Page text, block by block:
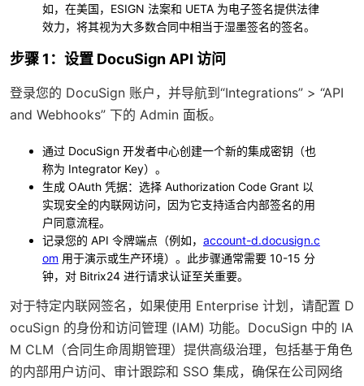
如，在美国，ESIGN 法案和 UETA 为电子签名提供法律
效力，将其视为大多数合同中相当于湿墨签名的签名。
步骤 1：设置 DocuSign API 访问
登录您的 DocuSign 账户，并导航到“Integrations” > “API
and Webhooks” 下的 Admin 面板。
通过 DocuSign 开发者中心创建一个新的集成密钥（也
称为 Integrator Key）。
生成 OAuth 凭据：选择 Authorization Code Grant 以
实现安全的内联网访问，因为它支持适合内部签名的用
户同意流程。
记录您的 API 令牌端点（例如， account-d.docusign.c
om 用于演示或生产环境）。此步骤通常需要 10-15 分
钟，对 Bitrix24 进行请求认证至关重要。
对于特定内联网签名，如果使用 Enterprise 计划，请配置 D
ocuSign 的身份和访问管理 (IAM) 功能。DocuSign 中的 IA
M CLM（合同生命周期管理）提供高级治理，包括基于角色
的内部用户访问、审计跟踪和 SSO 集成，确保在公司网络